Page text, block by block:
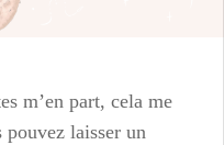
m’en part, cela me
laisser un